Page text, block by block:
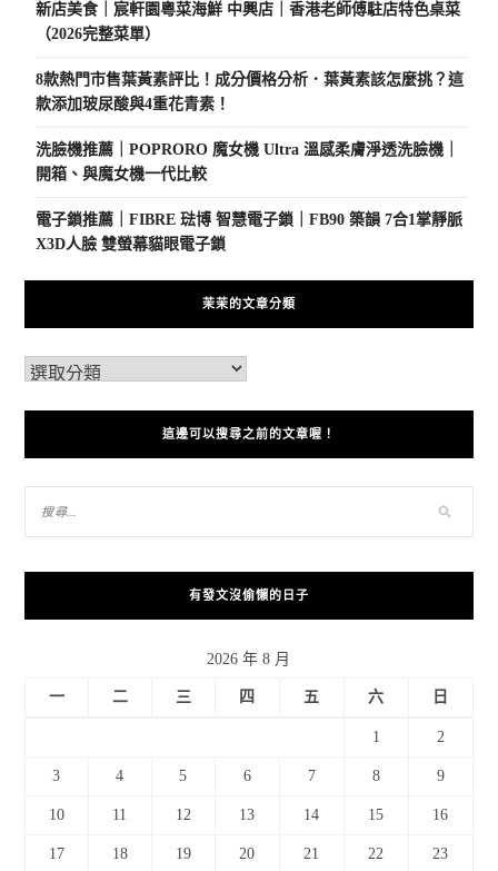
新店美食｜宸軒園粵菜海鮮 中興店｜香港老師傅駐店特色桌菜
（2026完整菜單）
8款熱門市售葉黃素評比！成分價格分析．葉黃素該怎麼挑？這
款添加玻尿酸與4重花青素！
洗臉機推薦｜POPRORO 魔女機 Ultra 溫感柔膚淨透洗臉機｜
開箱、與魔女機一代比較
電子鎖推薦｜FIBRE 琺博 智慧電子鎖｜FB90 築韻 7合1掌靜脈
X3D人臉 雙螢幕貓眼電子鎖
茉茉的文章分類
這邊可以搜尋之前的文章喔！
有發文沒偷懶的日子
2026 年 8 月
一 二 三 四 五 六 日
1 2
3 4 5 6 7 8 9
10 11 12 13 14 15 16
17 18 19 20 21 22 23